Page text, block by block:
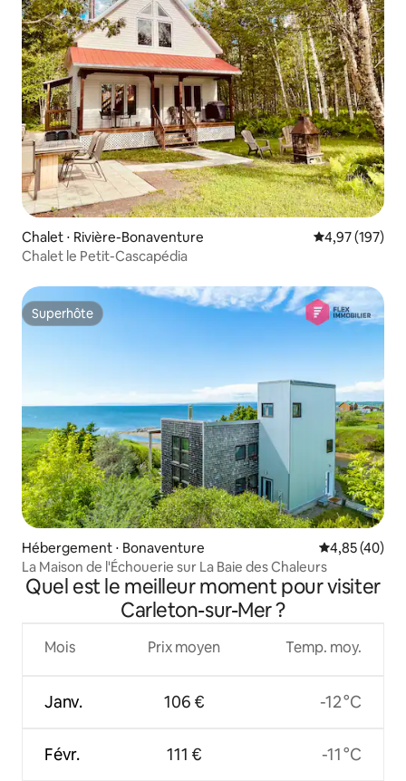
Chalet ⋅ Rivière-Bonaventure Évaluation
4,97 (197)
Chalet le Petit-Cascapédia
Superhôte
Superhôte
Hébergement ⋅ Bonaventure Évaluation
4,85 (40)
La Maison de l'Échouerie sur La Baie des Chaleurs
Quel est le meilleur moment pour visiter
Carleton-sur-Mer ?
Mois
Janv.
Févr.
Prix moyen
106 €
111 €
Temp. moy.
-12 °C
-11 °C